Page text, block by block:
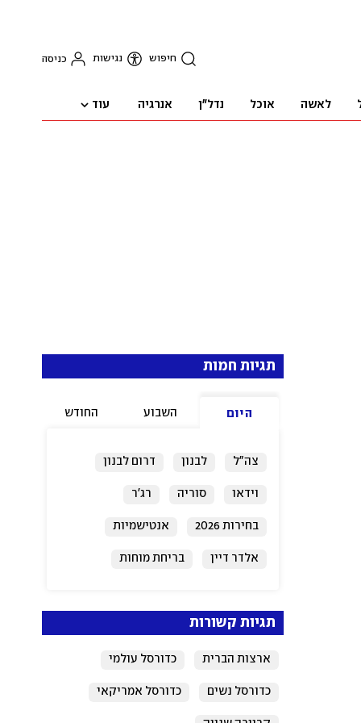
חיפוש נגישות כניסה
לאשה אוכל נדל"ן אנרגיה עוד
תגיות חמות
היום השבוע החודש
צה"ל לבנון דרום לבנון
וידאו סוריה רג'ר
בחירות 2026 אנטישמיות
אלדר דיין בריחת מוחות
תגיות קשורות
ארצות הברית כדורסל עולמי
כדורסל נשים כדורסל אמריקאי